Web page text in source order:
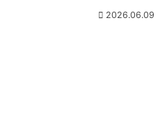
2026.06.09